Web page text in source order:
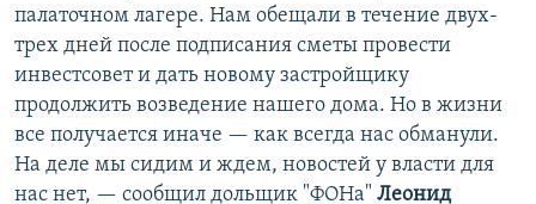
палаточном лагере. Нам обещали в течение двух-
трех дней после подписания сметы провести
инвестсовет и дать новому застройщику
продолжить возведение нашего дома. Но в жизни
все получается иначе — как всегда нас обманули.
На деле мы сидим и ждем, новостей у власти для
нас нет, — сообщил дольщик "ФОНа" Леонид